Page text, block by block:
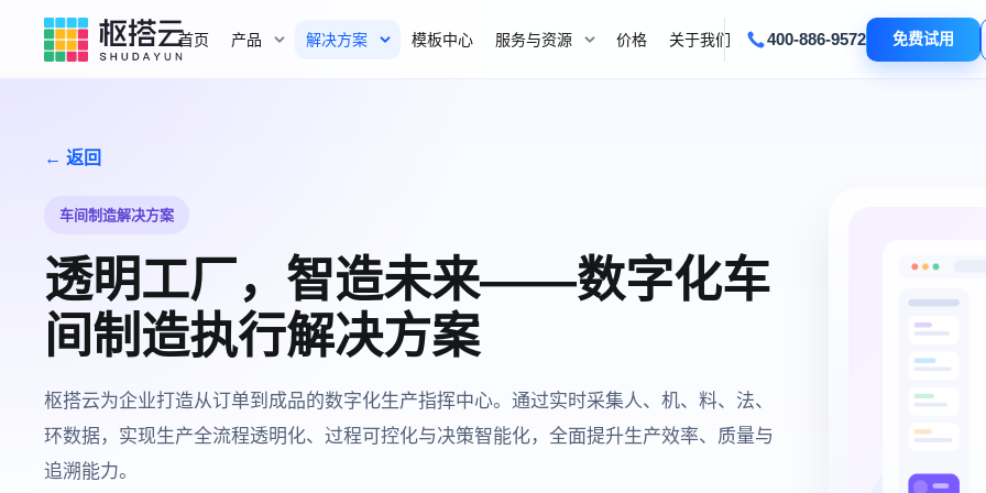
首页 产品 解决方案 模板中心 服务与资源 价格 关于我们 400-886-9572 免费试用
← 返回
车间制造解决方案
透明工厂，智造未来——数字化车
间制造执行解决方案
枢搭云为企业打造从订单到成品的数字化生产指挥中心。通过实时采集人、机、料、法、
环数据，实现生产全流程透明化、过程可控化与决策智能化，全面提升生产效率、质量与
追溯能力。